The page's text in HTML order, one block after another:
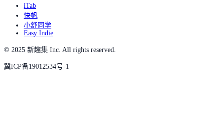
iTab
快帆
小舒同学
Easy Indie
© 2025 新趣集 Inc. All rights reserved.
冀ICP备19012534号-1